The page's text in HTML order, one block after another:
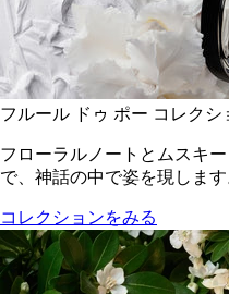
フルール ドゥ ポー コレクシ
フローラルノートとムスキ
で、神話の中で姿を現します
コレクションをみる